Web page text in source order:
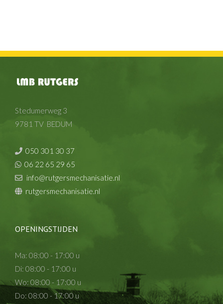
Stedumerweg 3
9781 TV BEDUM
050 301 30 37
06 22 65 29 65
info@rutgersmechanisatie.nl
rutgersmechanisatie.nl
OPENINGSTIJDEN
Ma: 08:00 - 17:00 u
Di: 08:00 - 17:00 u
Wo: 08:00 - 17:00 u
Do: 08:00 - 17:00 u